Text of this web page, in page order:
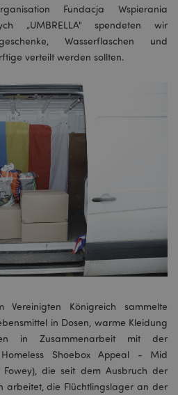
Fundacja Wspierania
„UMBRELLA" spendeten wir
Wasserflaschen und
verteilt werden sollten.
Vereinigten Königreich sammelte
in Dosen, warme Kleidung
in Zusammenarbeit mit der
Homeless Shoebox Appeal - Mid
die seit dem Ausbruch der
arbeitet, die Flüchtlingslager an der